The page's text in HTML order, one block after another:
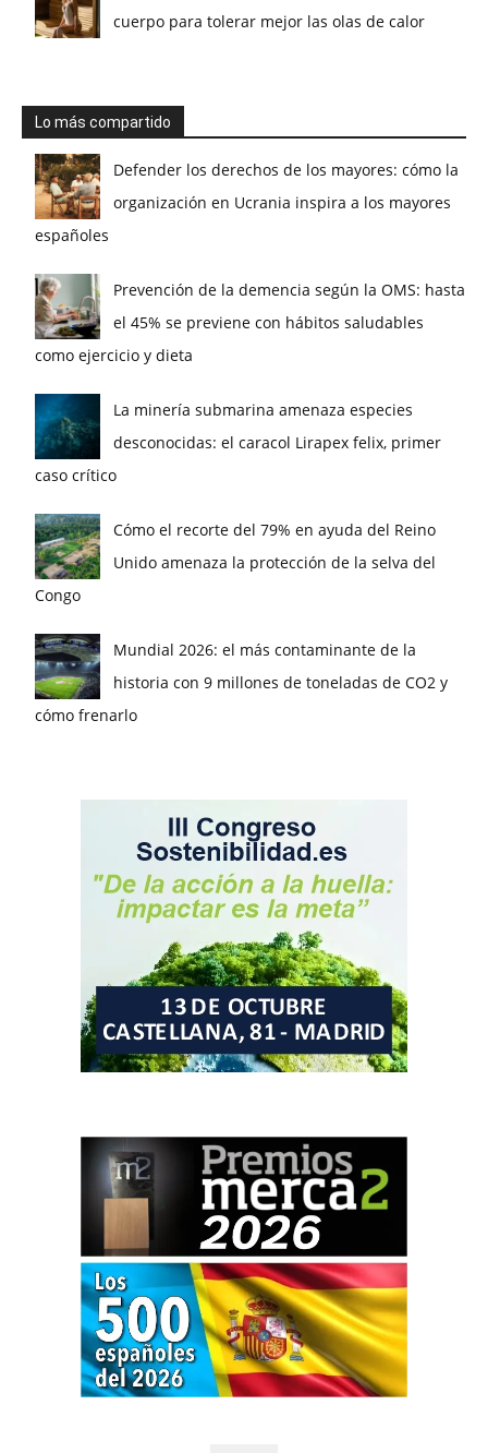
cuerpo para tolerar mejor las olas de calor
Lo más compartido
Defender los derechos de los mayores: cómo la
organización en Ucrania inspira a los mayores
españoles
Prevención de la demencia según la OMS: hasta
el 45% se previene con hábitos saludables
como ejercicio y dieta
La minería submarina amenaza especies
desconocidas: el caracol Lirapex felix, primer
caso crítico
Cómo el recorte del 79% en ayuda del Reino
Unido amenaza la protección de la selva del
Congo
Mundial 2026: el más contaminante de la
historia con 9 millones de toneladas de CO2 y
cómo frenarlo